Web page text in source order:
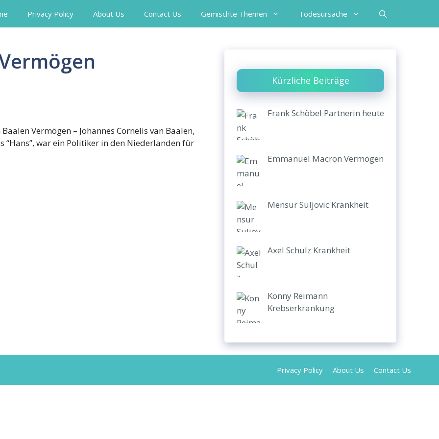
Privacy Policy About Us Contact Us Gemischte Themen Todesursache
Vermögen – Johannes Cornelis van Baalen,
“Hans”, war ein Politiker in den Niederlanden für
Kürzliche Beiträge
Frank Schöbel Partnerin heute
Emmanuel Macron Vermögen
Mensur Suljovic Krankheit
Axel Schulz Krankheit
Konny Reimann
Krebserkrankung
Privacy Policy About Us Contact Us